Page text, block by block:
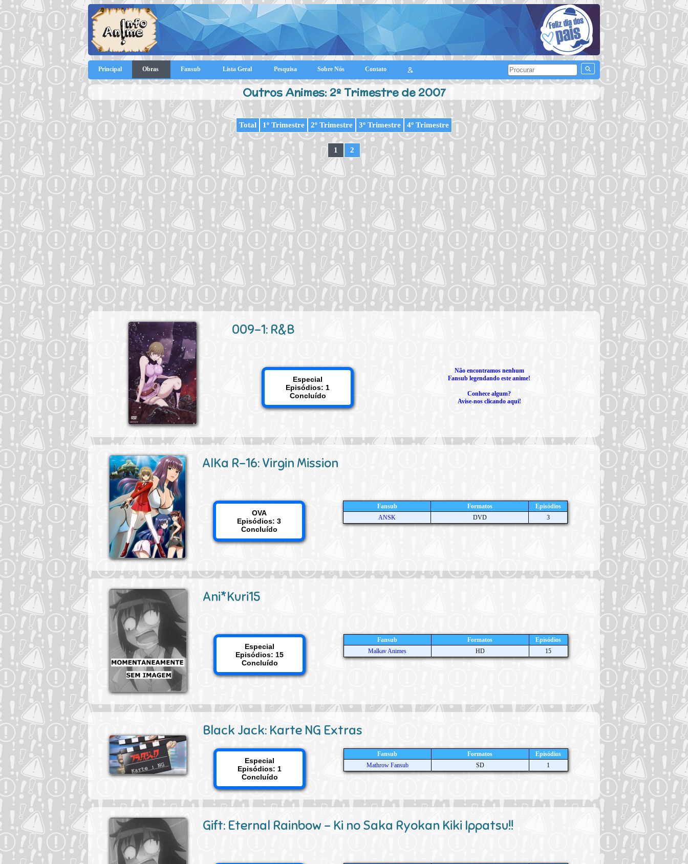
Principal Obras Fansub Lista Geral Pesquisa Sobre Nós Contato
Outros Animes: 2º Trimestre de 2007
Total 1º Trimestre 2º Trimestre 3º Trimestre 4º Trimestre
1 2
009-1: R&B
Especial
Episódios: 1
Concluído
Não encontramos nenhum
Fansub legendando este anime!
Conhece algum?
Avise-nos clicando aqui!
AIKa R-16: Virgin Mission
OVA
Episódios: 3
Concluído
Fansub Formatos
Episódios
ANSK
DVD 3
Ani*Kuri15
Especial
Episódios: 15
Concluído
Fansub Formatos
Episódios
Malkav Animes
HD 15
Black Jack: Karte NG Extras
Especial
Episódios: 1
Concluído
Fansub Formatos
Episódios
Mathrow Fansub
SD 1
Gift: Eternal Rainbow - Ki no Saka Ryokan Kiki Ippatsu!!